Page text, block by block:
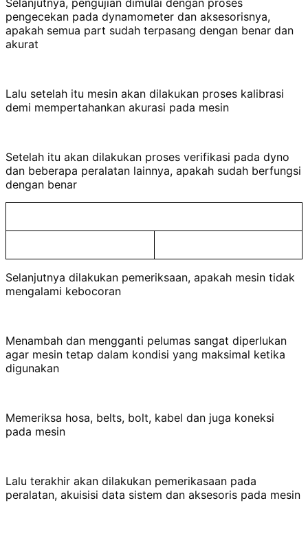
pengecekan pada dynamometer dan aksesorisnya,
apakah semua part sudah terpasang dengan benar dan
akurat
Lalu setelah itu mesin akan dilakukan proses kalibrasi
demi mempertahankan akurasi pada mesin
Setelah itu akan dilakukan proses verifikasi pada dyno
dan beberapa peralatan lainnya, apakah sudah berfungsi
dengan benar
Selanjutnya dilakukan pemeriksaan, apakah mesin tidak
mengalami kebocoran
Menambah dan mengganti pelumas sangat diperlukan
agar mesin tetap dalam kondisi yang maksimal ketika
digunakan
Memeriksa hosa, belts, bolt, kabel dan juga koneksi
pada mesin
Lalu terakhir akan dilakukan pemerikasaan pada
peralatan, akuisisi data sistem dan aksesoris pada mesin